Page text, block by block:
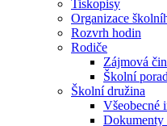
Tiskopisy
Organizace
Rozvrh hodin
Rodiče
Zájmová
Školní
Školní družina
Všeobecné
Dokumenty